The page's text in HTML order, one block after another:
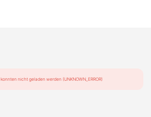
nicht geladen werden (UNKNOWN_ERROR)